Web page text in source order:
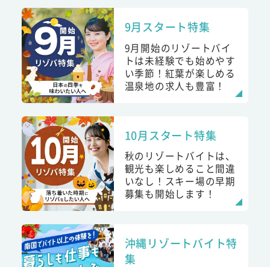
9月スタート特集
9月開始のリゾートバイ
トは未経験でも始めやす
い季節！紅葉が楽しめる
温泉地の求人も豊富！
10月スタート特集
秋のリゾートバイトは、
観光も楽しめること間違
いなし！スキー場の早期
募集も開始します！
沖縄リゾートバイト特
集